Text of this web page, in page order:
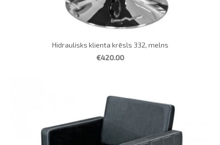
Hidraulisks klienta krēsls 332, melns
€420.00